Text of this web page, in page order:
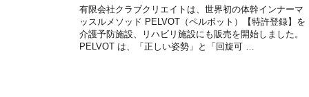
有限会社クラブクリエイトは、世界初の体幹インナーマ
ッスルメソッド PELVOT（ペルボット）【特許登録】を
介護予防施設、リハビリ施設にも販売を開始しました。
PELVOT は、「正しい姿勢」と「回旋可 …